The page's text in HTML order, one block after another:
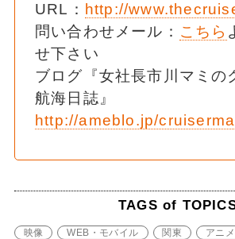
URL： http://
問い合わせメール： こちら
せ下さい
ブログ『女社長市川マミの
航海日誌』
http://ameblo.jp/
TAGS of
映像 WEB・モバイル 関東 アニメ